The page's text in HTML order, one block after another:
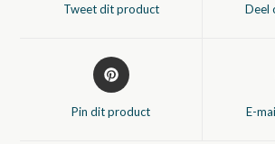
nieuw
Tweet dit product Deel
Opent
in
nieuw
Pin dit product E-